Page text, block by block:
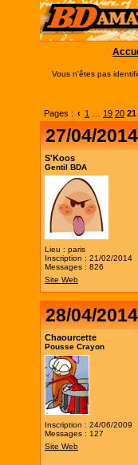
Vous n'êtes pas
Pages : ‹ 1 19 20 21
27/04/
S'Koos
Gentil BDA
Lieu : paris
Inscription : 21/02/2014
Messages : 826
Site Web
28/04/
Chaourcette
Pousse Crayon
Inscription : 24/06/2009
Messages : 127
Site Web